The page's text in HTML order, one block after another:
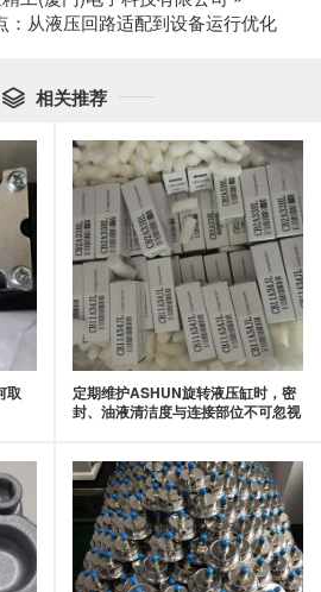
：从液压回路适配到设备运行优化
 相关推荐
取
定期维护ASHUN旋转液压缸时，密
封、油液清洁度与连接部位不可忽视